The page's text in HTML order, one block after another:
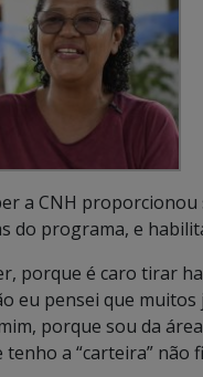
a CNH
do programa, e
porque é caro tirar
eu pensei que
porque sou da
a “carteira”